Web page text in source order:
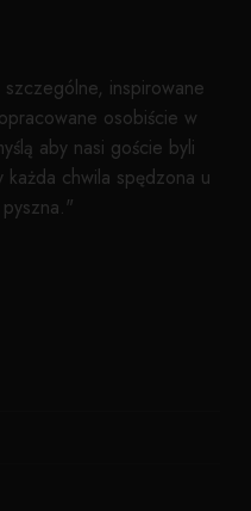
szczególne, inspirowane
osobiście w
aby nasi goście byli
chwila spędzona u